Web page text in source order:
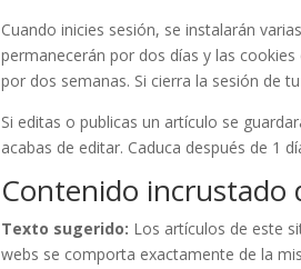
Cuando inicies sesión, se instalarán
permanecerán por dos días y las
por dos semanas. Si cierra la sesión de
Si editas o publicas un artículo se
acabas de editar. Caduca después de 1
Contenido incrustado
Texto sugerido: Los artículos de este
webs se comporta exactamente de la